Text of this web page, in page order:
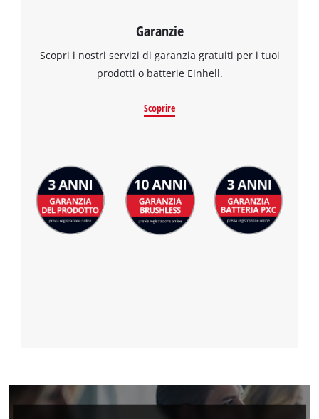
Garanzie
Scopri i nostri servizi di garanzia gratuiti per i tuoi
prodotti o batterie Einhell.
Scoprire